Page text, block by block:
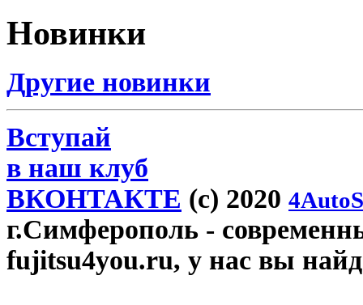
Новинки
Другие новинки
Вступай
в наш клуб
ВКОНТАКТЕ (c) 2020
г.Симферополь -
fujitsu4you.ru, у нас вы